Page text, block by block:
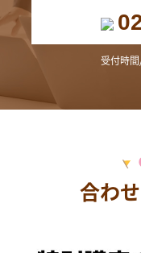
受付時
合わ